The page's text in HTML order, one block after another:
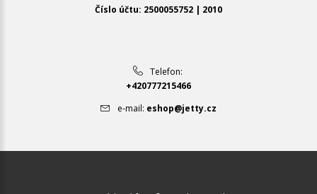
Číslo účtu: 2500055752 | 2010
Telefon:
+420777215466
e-mail: eshop@jetty.cz